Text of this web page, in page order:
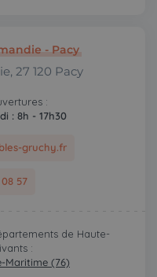
- Pacy
27 120 Pacy
:
: 8h - 17h30
gruchy.fr
57
de Haute-
:
Maritime (76)